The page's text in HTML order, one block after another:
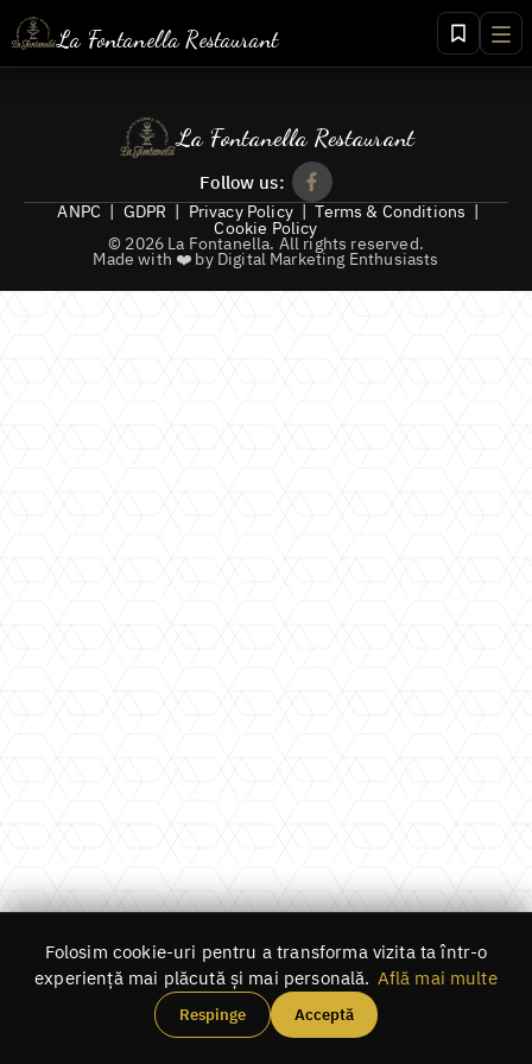
La Fontanella Restaurant
+40 268 456 156
+40 766 456 156
La Fontanella Restaurant
Follow us:
ANPC | GDPR | Privacy Policy | Terms & Conditions |
Cookie Policy
© 2026 La Fontanella. All rights reserved.
Made with ❤️ by Digital Marketing Enthusiasts
Folosim cookie-uri pentru a transforma vizita ta într-o
experiență mai plăcută și mai personală. Află mai multe
Respinge Acceptă
Change experience